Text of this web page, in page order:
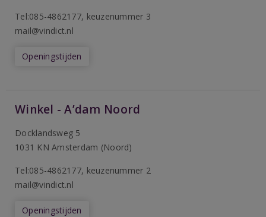
Tel:085-4862177, keuzenummer 3
mail@vindict.nl
Openingstijden
Winkel - A’dam Noord
Docklandsweg 5
1031 KN Amsterdam (Noord)
Tel:085-4862177, keuzenummer 2
mail@vindict.nl
Openingstijden